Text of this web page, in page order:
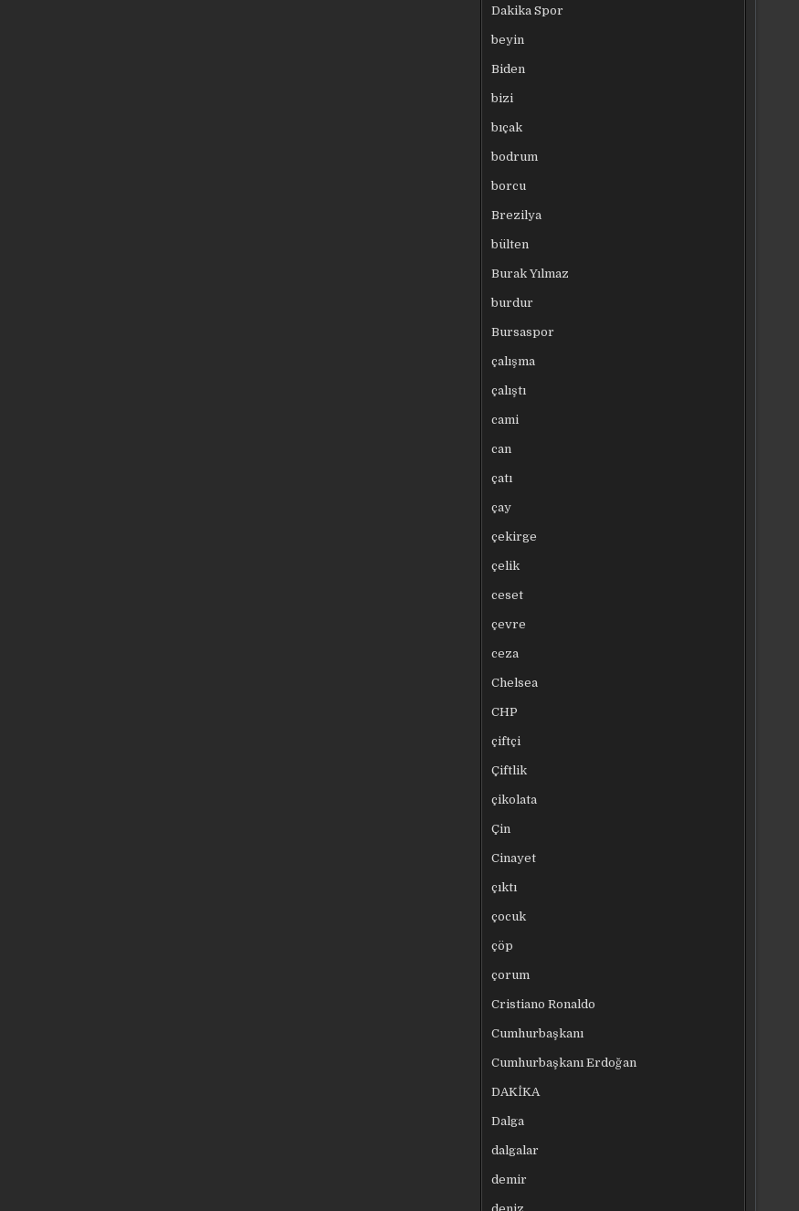
Dakika Spor
beyin
Biden
bizi
bıçak
bodrum
borcu
Brezilya
bülten
Burak Yılmaz
burdur
Bursaspor
çalışma
çalıştı
cami
can
çatı
çay
çekirge
çelik
ceset
çevre
ceza
Chelsea
CHP
çiftçi
Çiftlik
çikolata
Çin
Cinayet
çıktı
çocuk
çöp
çorum
Cristiano Ronaldo
Cumhurbaşkanı
Cumhurbaşkanı Erdoğan
DAKİKA
Dalga
dalgalar
demir